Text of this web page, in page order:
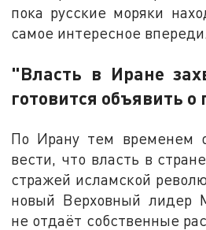
пока русские моряки
самое интересное впереди.
"Власть в Иране
готовится объявить о
По Ирану тем временем
вести, что власть в
стражей исламской
новый Верховный лидер
не отдаёт собственные